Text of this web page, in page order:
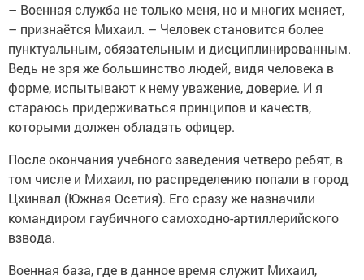
– Военная служба не только меня, но и многих меняет,
– признаётся Михаил. – Человек становится более
пунктуальным, обязательным и дисциплинированным.
Ведь не зря же большинство людей, видя человека в
форме, испытывают к нему уважение, доверие. И я
стараюсь придерживаться принципов и качеств,
которыми должен обладать офицер.
После окончания учебного заведения четверо ребят, в
том числе и Михаил, по распределению попали в город
Цхинвал (Южная Осетия). Его сразу же назначили
командиром гаубичного самоходно-артиллерийского
взвода.
Военная база, где в данное время служит Михаил,